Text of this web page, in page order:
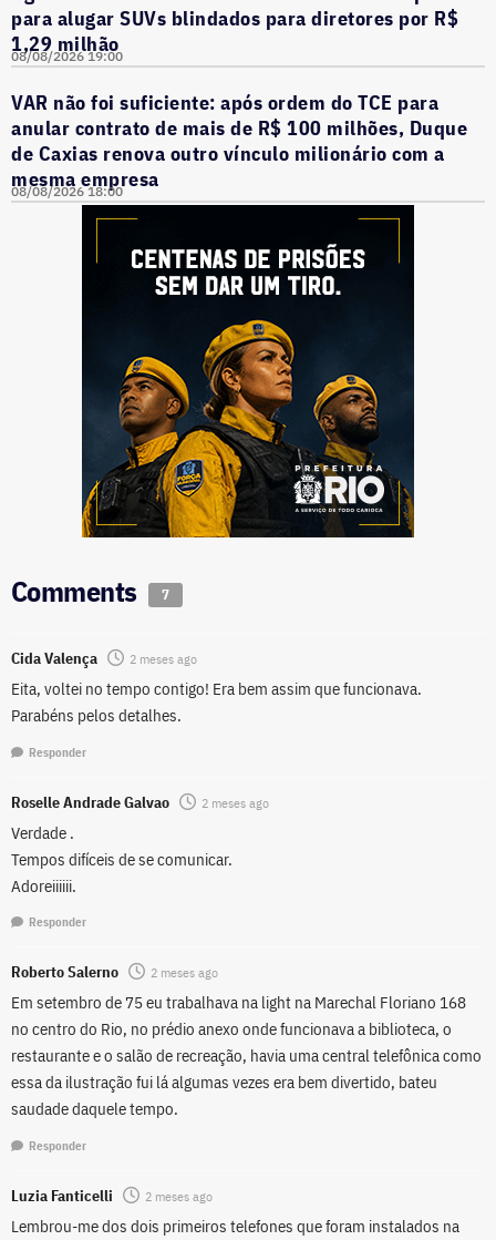
para alugar SUVs blindados para diretores por R$
1,29 milhão
08/08/2026 19:00
VAR não foi suficiente: após ordem do TCE para
anular contrato de mais de R$ 100 milhões, Duque
de Caxias renova outro vínculo milionário com a
mesma empresa
08/08/2026 18:00
Comments 7
Cida Valença 2 meses ago
Eita, voltei no tempo contigo! Era bem assim que funcionava.
Parabéns pelos detalhes.
Responder
Roselle Andrade Galvao 2 meses ago
Verdade .
Tempos difíceis de se comunicar.
Adoreiiiiii.
Responder
Roberto Salerno 2 meses ago
Em setembro de 75 eu trabalhava na light na Marechal Floriano 168
no centro do Rio, no prédio anexo onde funcionava a biblioteca, o
restaurante e o salão de recreação, havia uma central telefônica como
essa da ilustração fui lá algumas vezes era bem divertido, bateu
saudade daquele tempo.
Responder
Luzia Fanticelli 2 meses ago
Lembrou-me dos dois primeiros telefones que foram instalados na